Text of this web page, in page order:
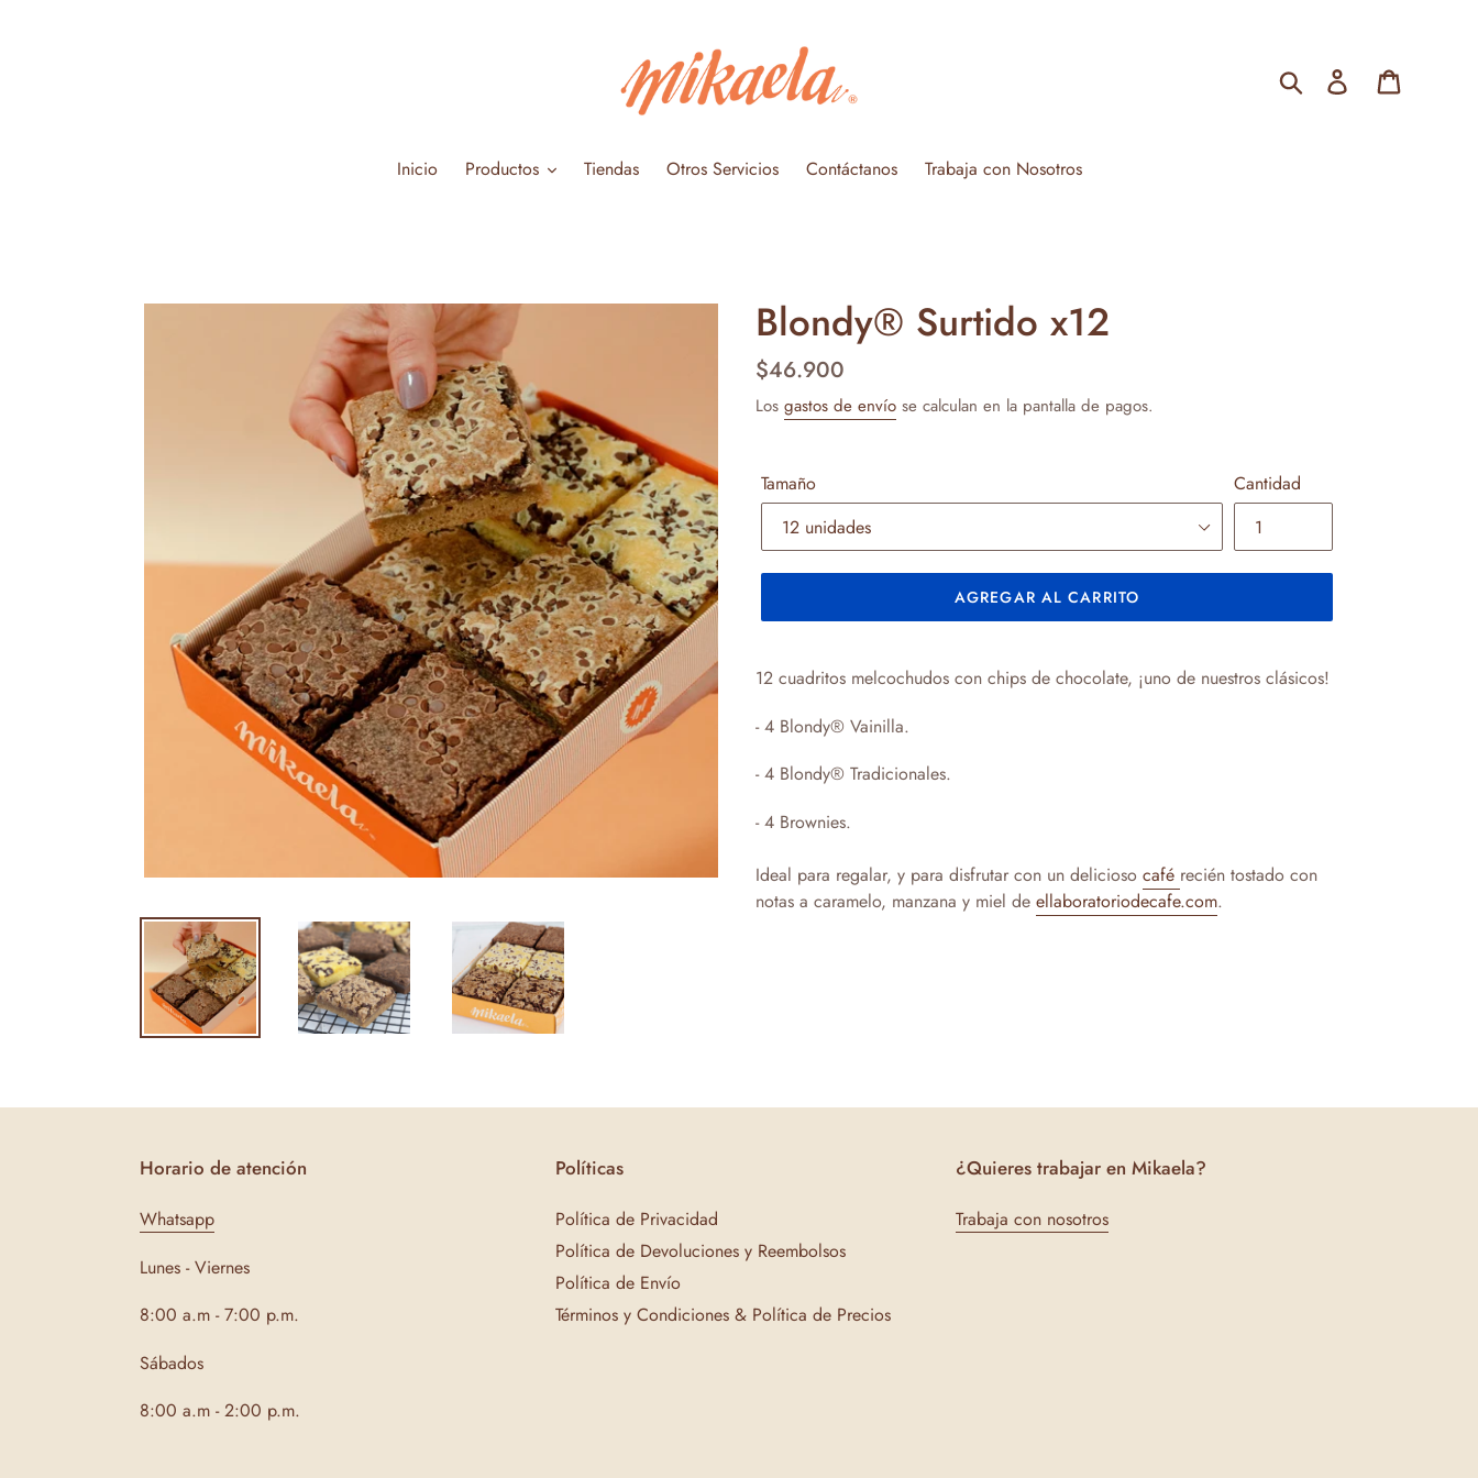
Buscar Ingresar
Inicio Productos Tiendas Otros Servicios Contáctanos Trabaja con Nosotros
Blondy® Surtido x12
Precio
habitual
$46.900
Los gastos de envío se calculan en la pantalla de pagos.
Tamaño Cantidad
AGREGAR AL CARRITO
el
a
carrito
compra
12 cuadritos melcochudos con chips de chocolate, ¡uno de nuestros clásicos!
- 4 Blondy® Vainilla.
- 4 Blondy® Tradicionales.
- 4 Brownies.
Ideal para regalar, y para disfrutar con un delicioso café recién tostado con
notas a caramelo, manzana y miel de ellaboratoriodecafe.com.
Horario de atención
Whatsapp
Lunes - Viernes
8:00 a.m - 7:00 p.m.
Sábados
8:00 a.m - 2:00 p.m.
Políticas
Política de Privacidad
Política de Devoluciones y Reembolsos
Política de Envío
Términos y Condiciones & Política de Precios
¿Quieres trabajar en Mikaela?
Trabaja con nosotros